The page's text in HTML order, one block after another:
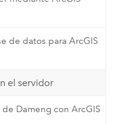
de datos para ArcGIS
el servidor
Dameng con ArcGIS